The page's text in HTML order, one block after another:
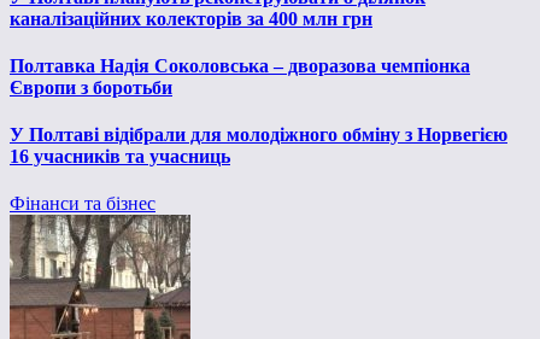
каналізаційних колекторів за 400 млн грн
Полтавка Надія Соколовська – дворазова чемпіонка
Європи з боротьби
У Полтаві відібрали для молодіжного обміну з Норвегією
16 учасників та учасниць
Фінанси та бізнес